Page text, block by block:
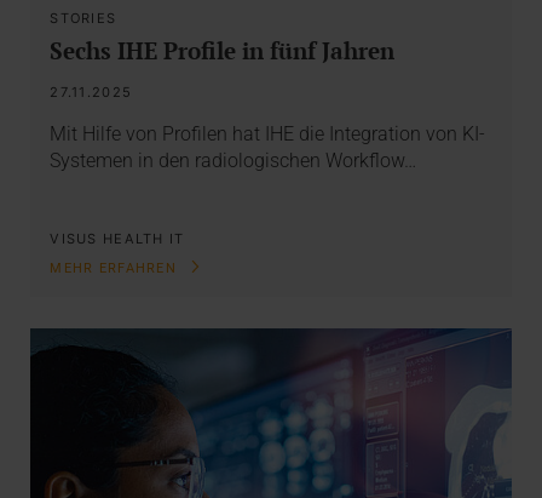
STORIES
Sechs IHE Profile in fünf Jahren
27.11.2025
Mit Hilfe von Profilen hat IHE die Integration von KI-
Systemen in den radiologischen Workflow…
VISUS HEALTH IT
MEHR ERFAHREN